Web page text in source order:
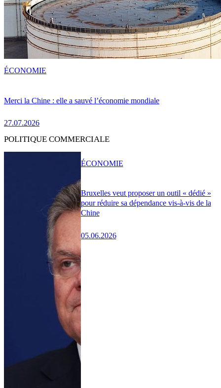
Merci la Chine : elle a sauvé l’économie mondiale
27.07.2026
ÉCONOMIE
POLITIQUE COMMERCIALE
Bruxelles veut proposer un outil « dédié »
pour réduire sa dépendance vis-à-vis de la
Chine
05.06.2026
ÉCONOMIE